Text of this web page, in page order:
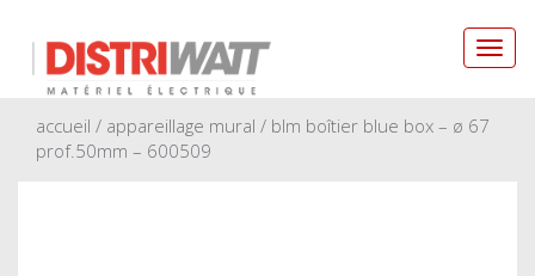
accueil / appareillage mural / blm boîtier blue box – ø 67
prof.50mm – 600509